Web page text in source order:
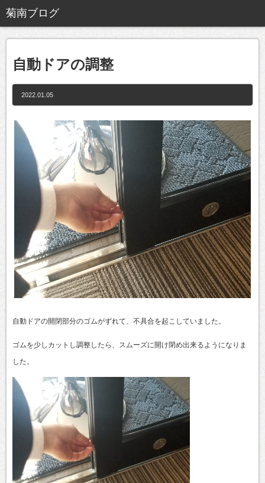
自動ドアの調整
2022.01.05
自動ドアの開閉部分のゴムがずれて、不具合を起こしていました。
ゴムを少しカットし調整したら、スムーズに開け閉め出来るようになりま
した。